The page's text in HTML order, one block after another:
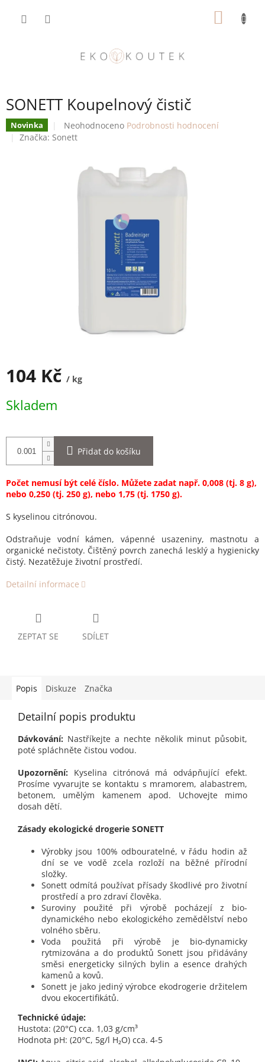
SONETT Koupelnový čistič
Novinka
Průměrné
hodnocení
Neohodnoceno Podrobnosti hodnocení
Značka: Sonett
104 Kč / kg
cena:
Skladem
Přidat do košíku
Počet nemusí být celé číslo. Můžete zadat např. 0,008 (tj. 8 g),
nebo 0,250 (tj. 250 g), nebo 1,75 (tj. 1750 g).
S kyselinou citrónovou.
Odstraňuje vodní kámen, vápenné usazeniny, mastnotu a
organické nečistoty. Čištěný povrch zanechá lesklý a hygienicky
čistý. Nezatěžuje životní prostředí.
Detailní informace
ZEPTAT SE SDÍLET
Popis Diskuze Značka
Detailní popis produktu
Dávkování: Nastříkejte a nechte několik minut působit,
poté spláchněte čistou vodou.
Upozornění: Kyselina citrónová má odvápňující efekt.
Prosíme vyvarujte se kontaktu s mramorem, alabastrem,
betonem, umělým kamenem apod. Uchovejte mimo
dosah dětí.
Zásady ekologické drogerie SONETT
Výrobky jsou 100% odbouratelné, v řádu hodin až
dní se ve vodě zcela rozloží na běžné přírodní
složky.
Sonett odmítá používat přísady škodlivé pro životní
prostředí a pro zdraví člověka.
Suroviny použité při výrobě pocházejí z bio-
dynamického nebo ekologického zemědělství nebo
volného sběru.
Voda použitá při výrobě je bio-dynamicky
rytmizována a do produktů Sonett jsou přidávány
směsi energeticky silných bylin a esence drahých
kamenů a kovů.
Sonett je jako jediný výrobce ekodrogerie držitelem
dvou ekocertifikátů.
Technické údaje:
Hustota: (20°C) cca. 1,03 g/cm³
Hodnota pH: (20°C, 5g/l H₂O) cca. 4-5